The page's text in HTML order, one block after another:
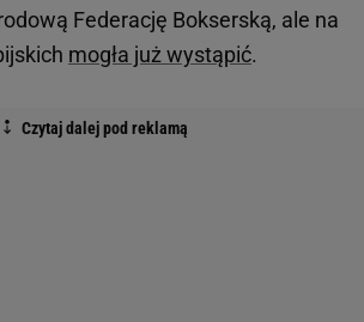
Federację Bokserską, ale na
mogła już wystąpić.